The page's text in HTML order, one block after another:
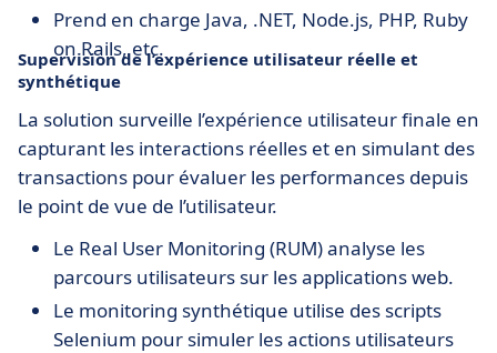
Prend en charge Java, .NET, Node.js, PHP, Ruby
on Rails, etc.
Supervision de l’expérience utilisateur réelle et
synthétique
La solution surveille l’expérience utilisateur finale en
capturant les interactions réelles et en simulant des
transactions pour évaluer les performances depuis
le point de vue de l’utilisateur.
Le Real User Monitoring (RUM) analyse les
parcours utilisateurs sur les applications web.
Le monitoring synthétique utilise des scripts
Selenium pour simuler les actions utilisateurs